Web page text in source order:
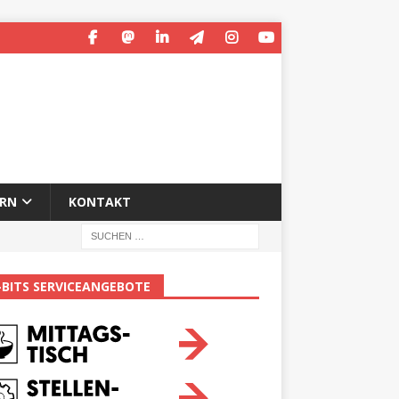
KONTAKT
SERVICEANGEBOTE